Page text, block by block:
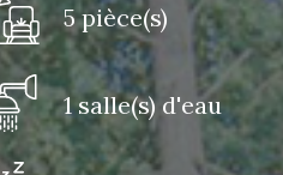
5 pièce(s)
1 salle(s) d'eau